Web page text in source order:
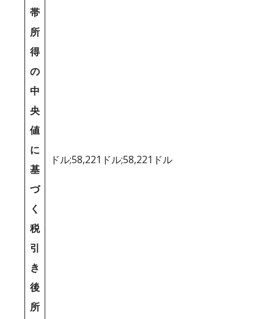
帯
所
得
の
中
央
値
に
基
づ
く
税
引
き
後
所
ドル;58,221ドル;58,221ドル